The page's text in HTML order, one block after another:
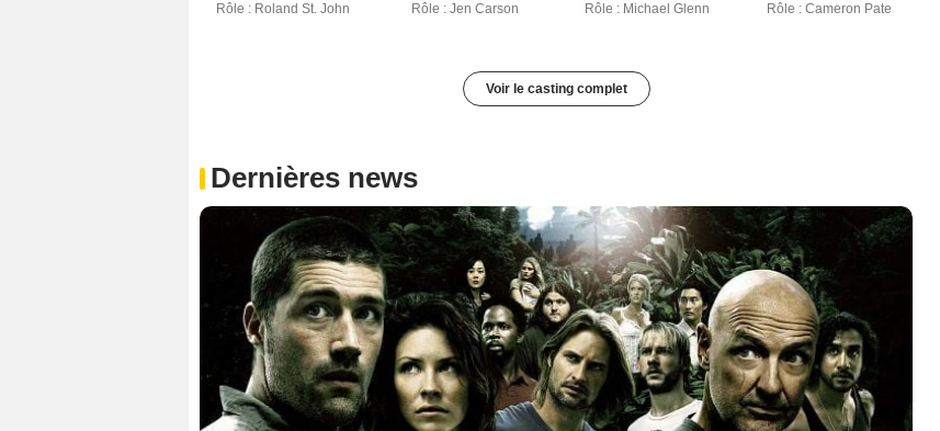
Rôle : Roland St. John Rôle : Jen Carson Rôle : Michael Glenn Rôle : Cameron Pate
Voir le casting complet
Dernières news